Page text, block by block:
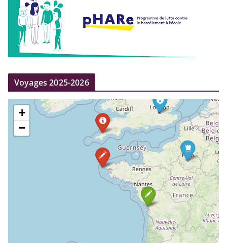
Voyages 2025-2026